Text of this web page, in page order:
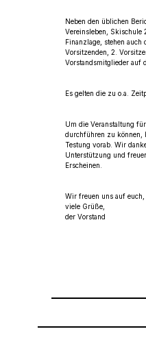
Neben den üblichen
Vereinsleben, Skischule
Finanzlage, stehen auch
Vorsitzenden, 2.
Vorstandsmitglieder auf
Es gelten die zu o.a.
Um die Veranstaltung
durchführen zu können,
Testung vorab. Wir
Unterstützung und
Erscheinen.
Wir freuen uns auf euch,
viele Grüße,
der Vorstand